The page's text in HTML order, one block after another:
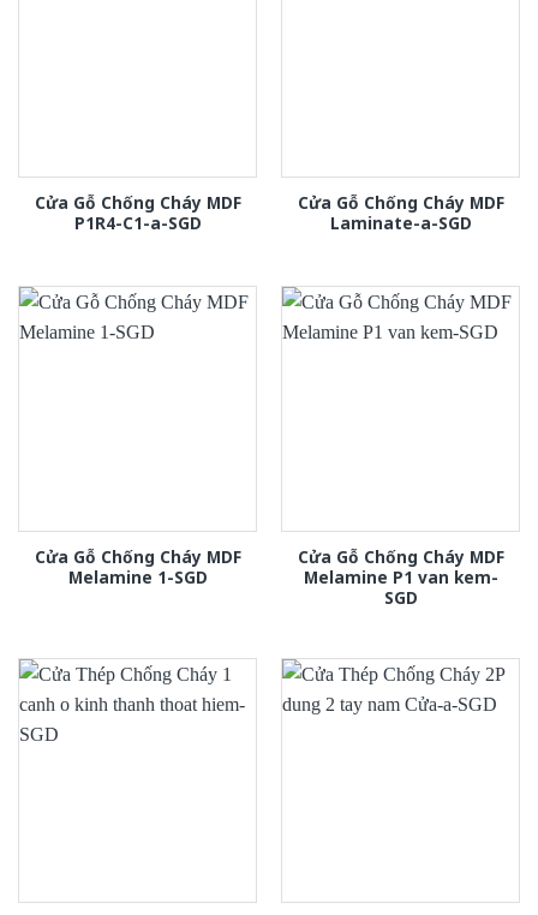
Cửa Gỗ Chống Cháy MDF
P1R4-C1-a-SGD
Cửa Gỗ Chống Cháy MDF
Laminate-a-SGD
Cửa Gỗ Chống Cháy MDF
Melamine 1-SGD
Cửa Gỗ Chống Cháy MDF
Melamine P1 van kem-
SGD